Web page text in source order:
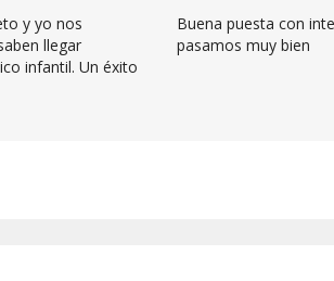
y yo nos
llegar
infantil. Un éxito
Buena puesta con
pasamos muy bien